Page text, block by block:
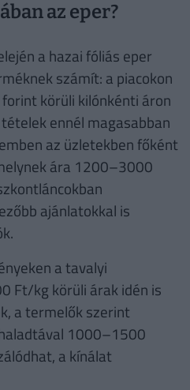
az eper?
a hazai fóliás eper
számít: a piacokon
körüli kilónkénti áron
ennél magasabban
az üzletekben főként
ára 1200–3000
ajánlatokkal is
a tavalyi
Ft/kg körüli árak idén is
a termelők szerint
1000–1500
a kínálat